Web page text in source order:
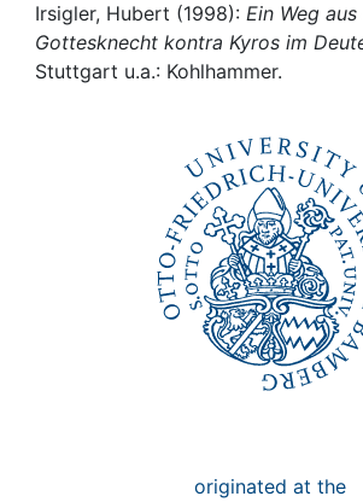
Awards
Irsigler, Hubert (1998): Ein Weg
Gottesknecht kontra Kyros im
Stuttgart u.a.: Kohlhammer.
originated at the